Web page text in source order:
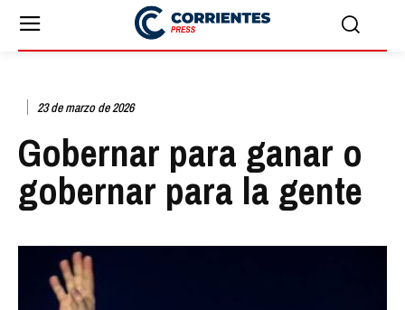
23 de marzo de 2026
Gobernar para ganar o
gobernar para la gente